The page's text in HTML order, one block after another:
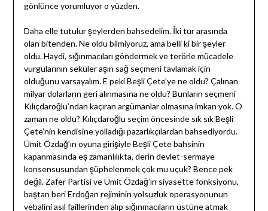
gönlünce yorumluyor o yüzden.
Daha elle tutulur şeylerden bahsedelim. İki tur arasında
olan bitenden. Ne oldu bilmiyoruz, ama belli ki bir şeyler
oldu. Haydi, sığınmacıları göndermek ve terörle mücadele
vurgularının seküler aşırı sağ seçmeni tavlamak için
olduğunu varsayalım. E peki Beşli Çete’ye ne oldu? Çalınan
milyar dolarların geri alınmasına ne oldu? Bunların seçmeni
Kılıçdaroğlu’ndan kaçıran argümanlar olmasına imkan yok. O
zaman ne oldu? Kılıçdaroğlu seçim öncesinde sık sık Beşli
Çete’nin kendisine yolladığı pazarlıkçılardan bahsediyordu.
Ümit Özdağ’ın oyuna girişiyle Beşli Çete bahsinin
kapanmasında eş zamanlılıkta, derin devlet-sermaye
konsensusundan şüphelenmek çok mu uçuk? Bence pek
değil. Zafer Partisi ve Ümit Özdağ’ın siyasette fonksiyonu,
baştan beri Erdoğan rejiminin yolsuzluk operasyonunun
vebalini asıl faillerinden alıp sığınmacıların üstüne atmak